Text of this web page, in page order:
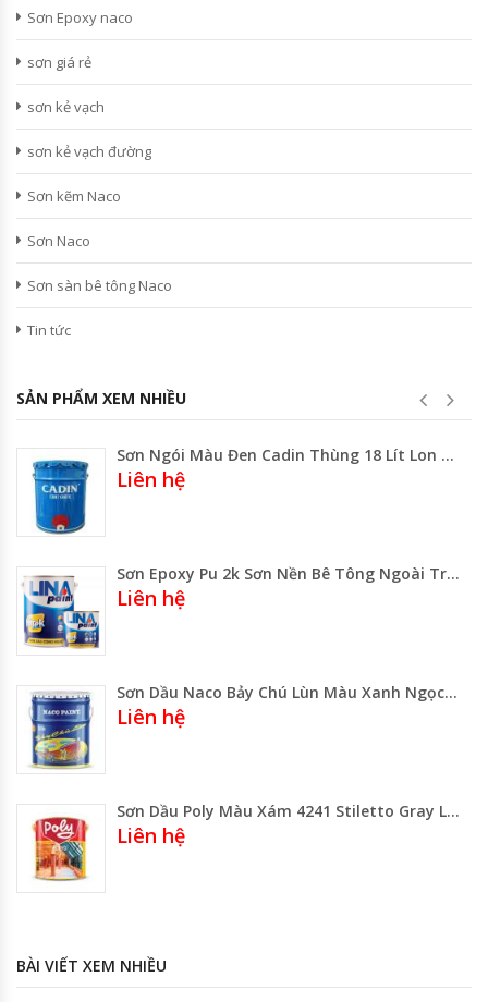
Sơn Epoxy naco
sơn giá rẻ
sơn kẻ vạch
sơn kẻ vạch đường
Sơn kẽm Naco
Sơn Naco
Sơn sàn bê tông Naco
Tin tức
SẢN PHẨM XEM NHIỀU
Sơn Ngói Màu Đen Cadin Thùng 18 Lít Lon 3.8 Lít
Liên hệ
Sơn Epoxy Pu 2k Sơn Nền Bê Tông Ngoài Trời Lina
Liên hệ
Sơn Dầu Naco Bảy Chú Lùn Màu Xanh Ngọc NC 583
Liên hệ
Sơn Dầu Poly Màu Xám 4241 Stiletto Gray Lon 800ML-3 Lít- Thùng 17.75 Lít
Liên hệ
BÀI VIẾT XEM NHIỀU